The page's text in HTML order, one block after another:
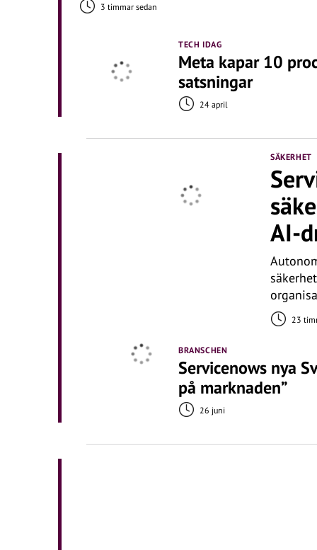
3 timmar sedan
TECH IDAG
Meta kapar 10
satsningar
24 april
SÄKERHET
AI-
23
BRANSCHEN
Servicenows nya
på marknaden”
26 juni